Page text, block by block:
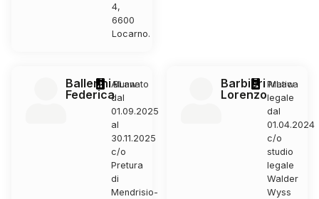
4,
6600
Locarno.
Ballerini
Federica
BLaw
Alunnato
dal
01.09.2025
al
30.11.2025
c/o
Pretura
di
Mendrisio-
Barbieri
Lorenzo
MLaw
Pratica
legale
dal
01.04.2024
c/o
studio
legale
Walder
Wyss